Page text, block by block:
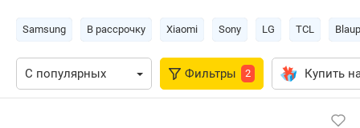
Samsung В рассрочку Xiaomi Sony LG TCL
Фильтры 2 Купить